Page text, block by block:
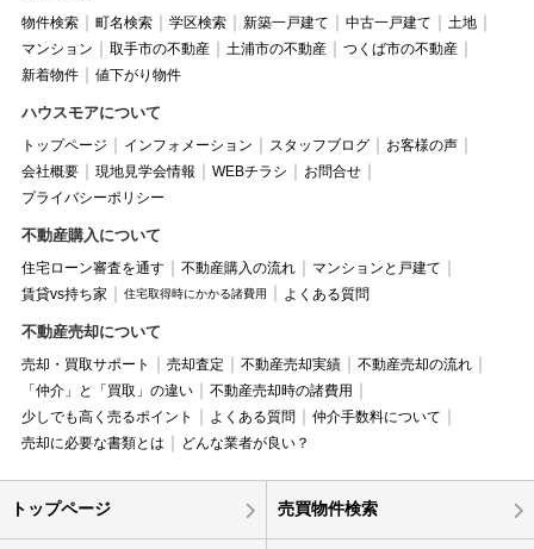
物件検索 町名検索 学区検索 新築一戸建て 中古一戸建て
土地
マンション
取手市の不動産 土浦市の不動産
つくば市の不動産
新着物件
値下がり物件
ハウスモアについて
トップページ インフォメーション スタッフブログ
お客様の声
会社概要
現地見学会情報 WEBチラシ
お問合せ
プライバシーポリシー
不動産購入について
住宅ローン審査を通す 不動産購入の流れ
マンションと戸建て
賃貸vs持ち家
住宅取得時にかかる諸費用 よくある質問
不動産売却について
売却・買取サポート 売却査定 不動産売却実績
不動産売却の流れ
「仲介」と「買取」の違い
不動産売却時の諸費用
少しでも高く売るポイント
よくある質問
仲介手数料について
売却に必要な書類とは
どんな業者が良い？
トップページ 売買物件検索